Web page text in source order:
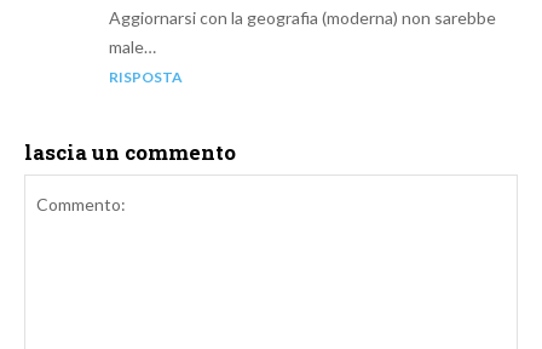
Aggiornarsi con la geografia (moderna) non sarebbe
male…
RISPOSTA
lascia un commento